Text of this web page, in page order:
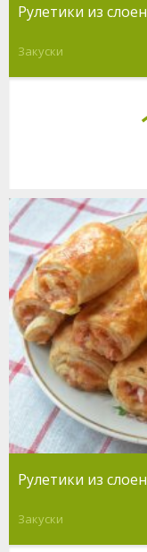
Рулетики из
Закуски
Рулетики из
Закуски